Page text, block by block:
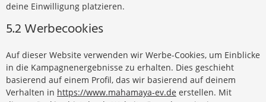
deine Einwilligung platzieren.
5.2 Werbecookies
Auf dieser Website verwenden wir Werbe-Cookies, um Einblicke
in die Kampagnenergebnisse zu erhalten. Dies geschieht
basierend auf einem Profil, das wir basierend auf deinem
Verhalten in https://www.mahamaya-ev.de erstellen. Mit